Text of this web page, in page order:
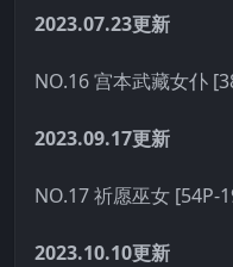
2023.07.23更新
NO.16 宫本武藏女仆
2023.09.17更新
NO.17 祈愿巫女 [54P-
2023.10.10更新